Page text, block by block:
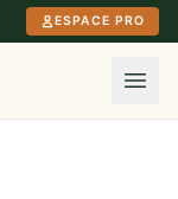
ESPACE PRO